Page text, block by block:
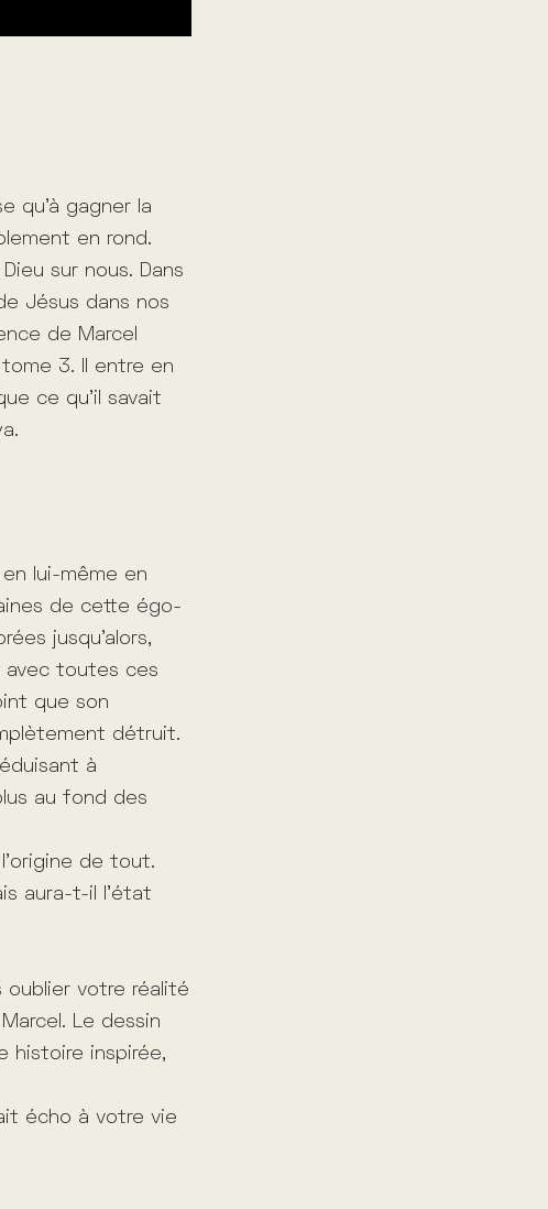
qu’à gagner la
en rond.
sur nous. Dans
Jésus dans nos
de Marcel
3. Il entre en
ce qu’il savait
lui-même en
de cette égo-
jusqu’alors,
avec toutes ces
que son
détruit.
à
au fond des
de tout.
aura-t-il l’état
oublier votre réalité
Le dessin
histoire inspirée,
écho à votre vie